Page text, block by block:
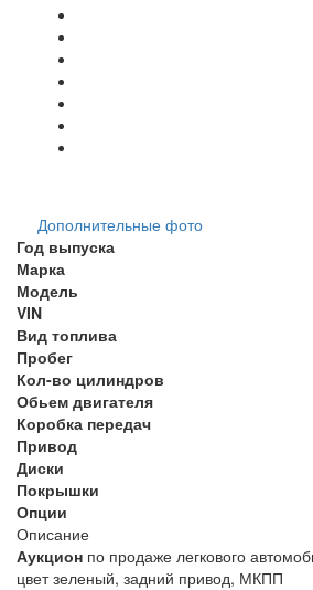
Дополнительные фото
Год выпуска
Марка
Модель
VIN
Вид топлива
Пробег
Кол-во цилиндров
Обьем двигателя
Коробка передач
Привод
Диски
Покрышки
Опции
Описание
Аукцион по продаже легкового
цвет зеленый,